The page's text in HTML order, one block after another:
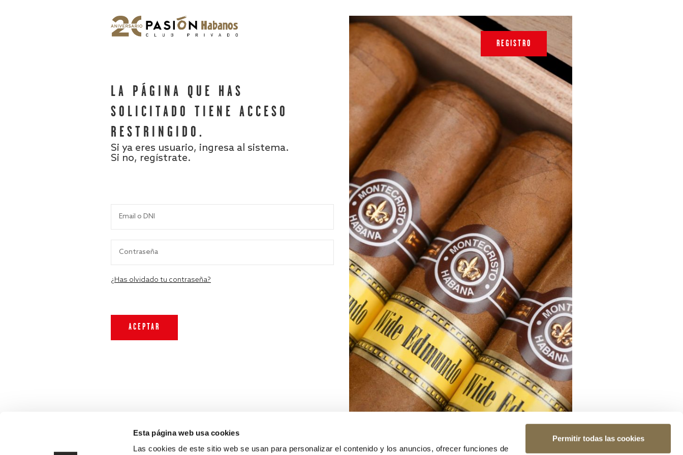
Esta página web usa cookies
Las cookies de este sitio web se usan para personalizar el contenido y los anuncios, ofrecer funciones de
Permitir todas las cookies
LA PÁGINA QUE HAS
SOLICITADO TIENE ACCESO
RESTRINGIDO.
Si ya eres usuario, ingresa al sistema.
Si no, regístrate.
¿Has olvidado tu contraseña?
REGISTRO